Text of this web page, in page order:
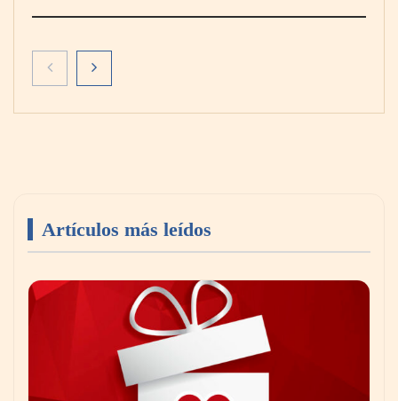
La cartera vencida hipotecaria aumenta al
doble de velocidad que la cartera sana en
Toro Tapas inaugura su Raw Bar: una
experiencia desde mediodía hasta el
Artículos más leídos